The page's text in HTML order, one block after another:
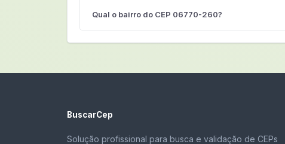
Qual o bairro do CEP 06770-260?
BuscarCep
Solução profissional para busca e validação de CEPs